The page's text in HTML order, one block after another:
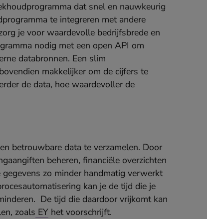
dat snel en nauwkeurig
te integreren met andere
je voor waardevolle bedrijfsbrede en
nodig met een open API om
databronnen. Een slim
makkelijker om de cijfers te
de data, hoe waardevoller de
betrouwbare data te verzamelen. Door
beheren, financiële overzichten
zo minder handmatig verwerkt
kan je de tijd die je
De tijd die daardoor vrijkomt kan
zoals EY het voorschrijft.